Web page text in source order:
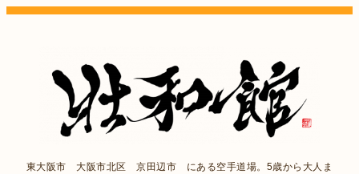
東大阪市 大阪市北区 京田辺市 にある空手道場。5歳から大人ま